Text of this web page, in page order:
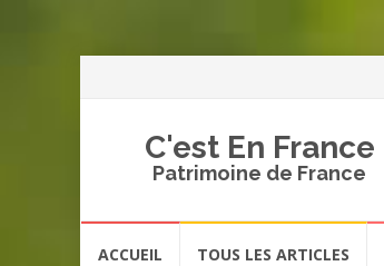
C'est En France
Patrimoine de France
ACCUEIL TOUS LES ARTICLES